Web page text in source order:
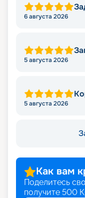
6 августа 2026
5 августа 2026
5 августа 2026
Как вам
Поделитесь
получите 500